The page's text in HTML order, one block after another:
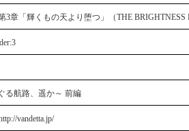
3章「輝くもの天より堕つ」（THE BRIGHTNESS
る航路、遥か～ 前編
vandetta.jp/